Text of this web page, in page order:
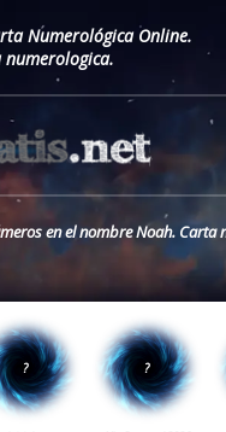
Numerológica Online.
en el nombre Noah. Carta